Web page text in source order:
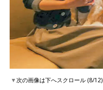
▼次の画像は下へスクロール (8/12)